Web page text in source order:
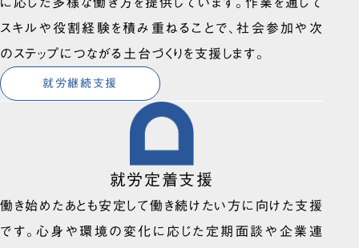
に応じた多様な働き方を提供しています。作業を通じて
スキルや役割経験を積み重ねることで、社会参加や次
のステップにつながる土台づくりを支援します。
就労継続支援
就労定着支援
働き始めたあとも安定して働き続けたい方に向けた支援
です。心身や環境の変化に応じた定期面談や企業連